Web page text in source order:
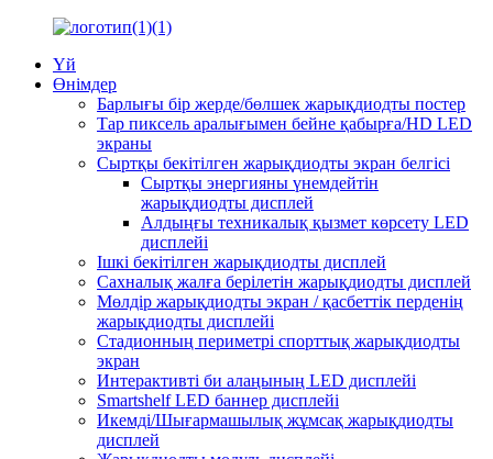
Үй
Өнімдер
Барлығы бір жерде/бөлшек жарықдиодты постер
Тар пиксель аралығымен бейне қабырға/HD LED
экраны
Сыртқы бекітілген жарықдиодты экран белгісі
Сыртқы энергияны үнемдейтін
жарықдиодты дисплей
Алдыңғы техникалық қызмет көрсету LED
дисплейі
Ішкі бекітілген жарықдиодты дисплей
Сахналық жалға берілетін жарықдиодты дисплей
Мөлдір жарықдиодты экран / қасбеттік перденің
жарықдиодты дисплейі
Стадионның периметрі спорттық жарықдиодты
экран
Интерактивті би алаңының LED дисплейі
Smartshelf LED баннер дисплейі
Икемді/Шығармашылық жұмсақ жарықдиодты
дисплей